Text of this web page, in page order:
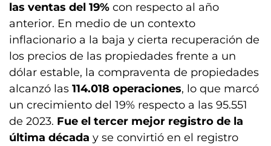
las ventas del 19% con respecto al año
anterior. En medio de un contexto
inflacionario a la baja y cierta recuperación de
los precios de las propiedades frente a un
dólar estable, la compraventa de propiedades
alcanzó las 114.018 operaciones, lo que marcó
un crecimiento del 19% respecto a las 95.551
de 2023. Fue el tercer mejor registro de la
última década y se convirtió en el registro